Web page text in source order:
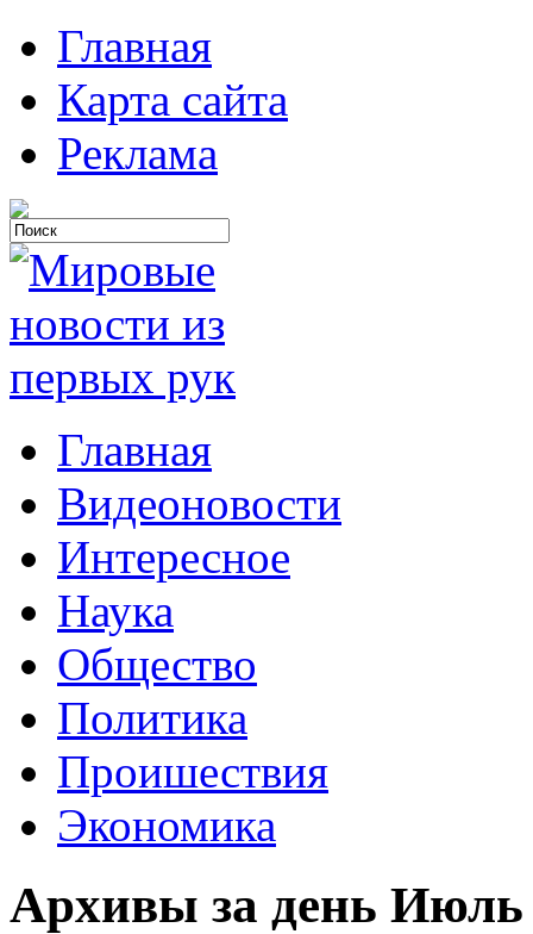
Главная
Карта сайта
Реклама
Главная
Видеоновости
Интересное
Наука
Общество
Политика
Проишествия
Экономика
Архивы за день Июль